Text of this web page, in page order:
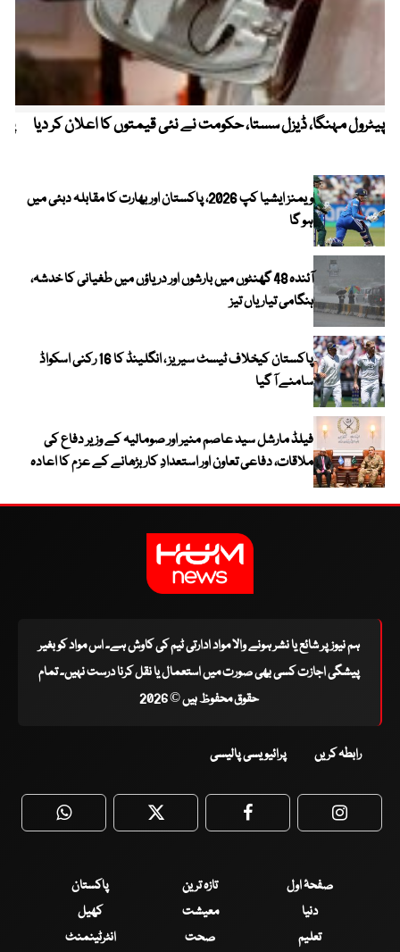
پیٹرول مہنگا، ڈیزل سستا، حکومت نے نئی قیمتوں کا اعلان کر دیا
ویمنز ایشیا کپ 2026، پاکستان اور بھارت کا مقابلہ دبئی میں
ہو گا
آئندہ 48 گھنٹوں میں بارشوں اور دریاؤں میں طغیانی کا خدشہ،
ہنگامی تیاریاں تیز
پاکستان کیخلاف ٹیسٹ سیریز ، انگلینڈ کا 16 رکنی اسکواڈ
سامنے آ گیا
فیلڈ مارشل سید عاصم منیر اور صومالیہ کے وزیر دفاع کی
ملاقات، دفاعی تعاون اور استعدادِ کار بڑھانے کے عزم کا اعادہ
ہم نیوز پر شائع یا نشر ہونے والا مواد ادارتی ٹیم کی کاوش ہے۔ اس مواد کو بغیر
پیشگی اجازت کسی بھی صورت میں استعمال یا نقل کرنا درست نہیں۔ تمام
حقوق محفوظ ہیں © 2026
رابطہ کریں پرائیویسی پالیسی
WhatsApp Twitter Facebook
صفحۂ اول تازہ ترین
پاکستان
دنیا
معیشت
کھیل
تعلیم
صحت انٹرٹینمنٹ